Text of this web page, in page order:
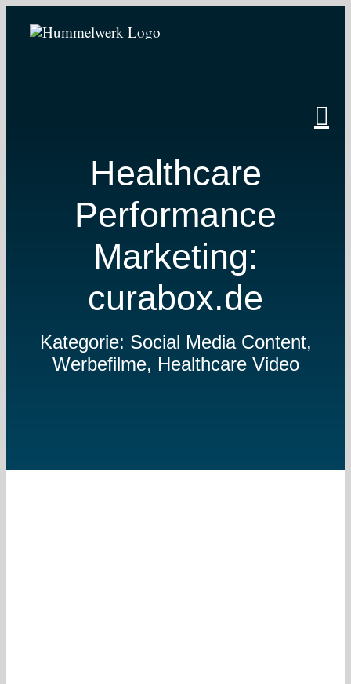
Healthcare
Performance
Marketing:
curabox.de
Kategorie: Social Media Content,
Werbefilme, Healthcare Video